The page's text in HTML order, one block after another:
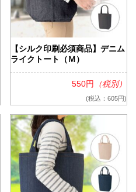
【シルク印刷必須商品】デニム
ライクトート（Ｍ）
550円 （税別）
(税込：605円)